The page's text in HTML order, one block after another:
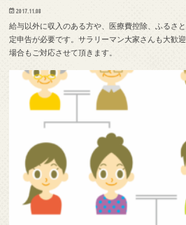
2017.11.08
給与以外に収入のある方や、医療費控除、ふるさ
定申告が必要です。サラリーマン大家さんも大歓
場合もご対応させて頂きます。